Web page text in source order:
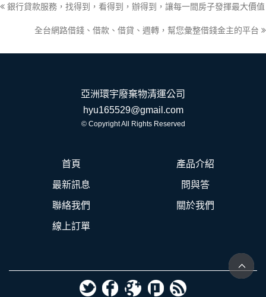
銀行貸款服務，找得到，看得到，辦得到，讓每一間房子發揮最大價值
全台網路借錢、借款、借貸、週轉，幫您彙整借錢金主的平台
亞洲環宇廢棄物清運公司
hyu165529@gmail.com
© Copyright All Rights Reserved
首頁 產品介紹
最新訊息 問與答
聯絡我們 關於我們
線上訂單